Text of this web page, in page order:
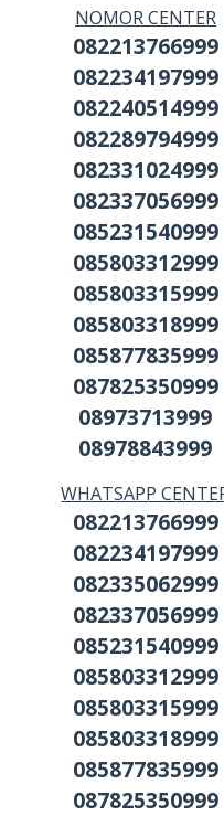
NOMOR CENTER
082213766999
082234197999
082240514999
082289794999
082331024999
082337056999
085231540999
085803312999
085803315999
085803318999
085877835999
087825350999
08973713999
08978843999
WHATSAPP
082213766999
082234197999
082335062999
082337056999
085231540999
085803312999
085803315999
085803318999
085877835999
087825350999